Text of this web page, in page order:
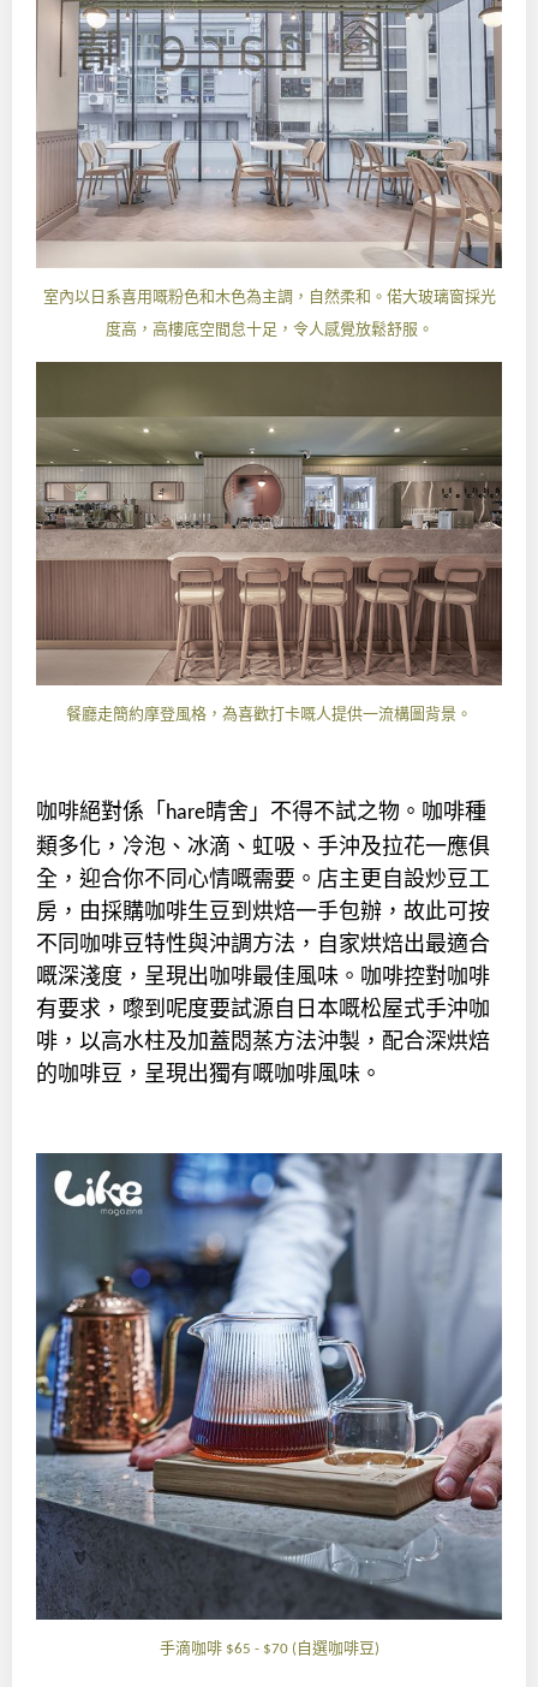
室內以日系喜用嘅粉色和木色為主調，自然柔和。偌大玻璃窗採光
度高，高樓底空間怠十足，令人感覺放鬆舒服。
餐廳走簡約摩登風格，為喜歡打卡嘅人提供一流構圖背景。
咖啡絕對係「hare晴舍」不得不試之物。咖啡種
類多化，冷泡、冰滴、虹吸、手沖及拉花一應俱
全，迎合你不同心情嘅需要。店主更自設炒豆工
房，由採購咖啡生豆到烘焙一手包辦，故此可按
不同咖啡豆特性與沖調方法，自家烘焙出最適合
嘅深淺度，呈現出咖啡最佳風味。咖啡控對咖啡
有要求，嚟到呢度要試源自日本嘅松屋式手沖咖
啡，以高水柱及加蓋悶蒸方法沖製，配合深烘焙
的咖啡豆，呈現出獨有嘅咖啡風味。
手滴咖啡$65 - $70 ( 自選咖啡豆)